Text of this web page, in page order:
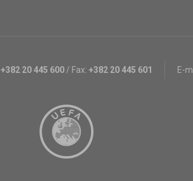
+382 20 445 600 / Fax: +382 20 445 601 E-